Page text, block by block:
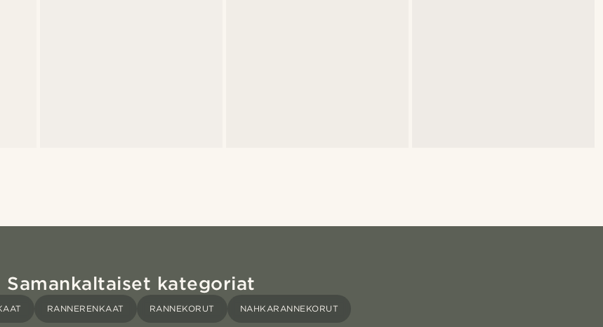
Samankaltaiset kategoriat
RANNERENKAAT RANNEKORUT NAHKARANNEKORUT